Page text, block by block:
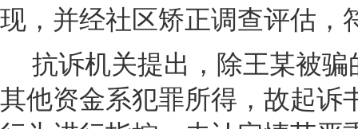
现，并经社区矫正调查评估，
抗诉机关提出，除王某被
其他资金系犯罪所得，故起诉